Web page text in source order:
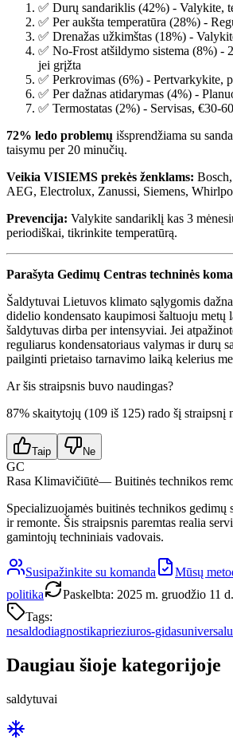
✅ Durų sandariklis (42%) - Valykite,
✅ Per aukšta temperatūra (28%) -
✅ Drenažas užkimštas (18%) -
✅ No-Frost atšildymo sistema (8%) -
jei grįžta
✅ Perkrovimas (6%) - Pertvarkykite,
✅ Per dažnas atidarymas (4%) -
✅ Termostatas (2%) - Servisas, €30-60
72% ledo problemų išsprendžiama su
taisymu per 20 minučių.
Veikia VISIEMS prekės ženklams:
AEG, Electrolux, Zanussi, Siemens,
Prevencija: Valykite sandariklį kas 3
periodiškai, tikrinkite temperatūrą.
Parašyta Gedimų Centras techninės
Šaldytuvai Lietuvos klimato sąlygomis
didelio kondensato kaupimosi šaltuoju
šaldytuvas dirba per intensyviai. Jei
reguliarus kondensatoriaus valymas ir durų
pailginti prietaiso tarnavimo laiką kelerius
Ar šis straipsnis buvo naudingas?
87% skaitytojų (109 iš 125) rado šį straipsnį
Taip Ne
GC
Rasa Klimavičiūtė— Buitinės technikos
Specializuojamės buitinės technikos gedimų
ir remonte. Šis straipsnis paremtas realia
gamintojų techniniais vadovais.
Susipažinkite su komanda Mūsų
politika
Paskelbta: 2025 m. gruodžio 11 d.
Tags:
nesaldodiagnostikaprieziuros-gidas
Daugiau šioje kategorijoje
saldytuvai